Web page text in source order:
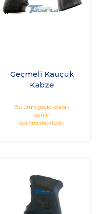
Geçmeli Kauçuk
Kabze
Bu ürün geçici olarak
temin
edilememektedir.